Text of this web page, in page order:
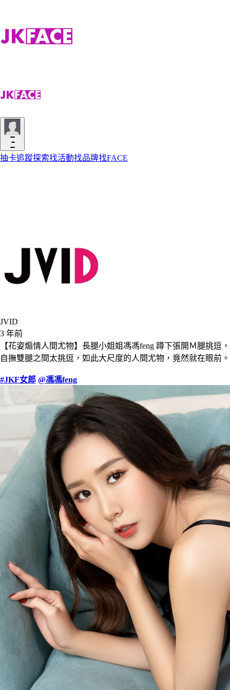
抽卡追蹤探索找活動找品牌找FACE
JVID
3 年前
【花姿煽情人間尤物】長腿小姐姐馮馮feng 蹲下張開Ｍ腿挑逗，
自撫雙腿之間太挑逗，如此大尺度的人間尤物，竟然就在眼前。
#JKF女郎 @馮馮feng